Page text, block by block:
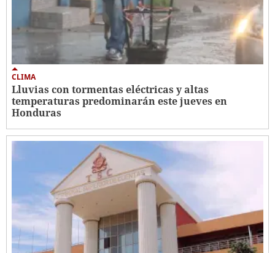
CLIMA
Lluvias con tormentas eléctricas y altas
temperaturas predominarán este jueves en
Honduras